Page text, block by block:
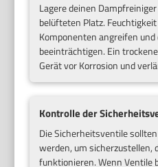
Lagere deinen
belüfteten Platz.
Komponenten angreifen
beeinträchtigen. Ein
Gerät vor Korrosion und
Kontrolle der
Die Sicherheitsventile
werden, um sicherzustellen,
funktionieren. Wenn Ventile